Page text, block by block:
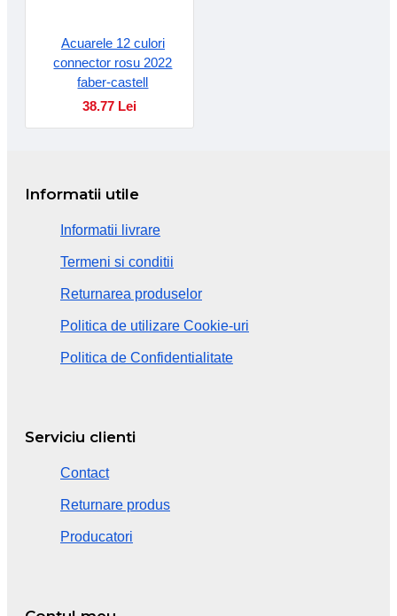
Acuarele 12 culori
connector rosu 2022
faber-castell
38.77 Lei
Informatii utile
Informatii livrare
Termeni si conditii
Returnarea produselor
Politica de utilizare Cookie-uri
Politica de Confidentialitate
Serviciu clienti
Contact
Returnare produs
Producatori